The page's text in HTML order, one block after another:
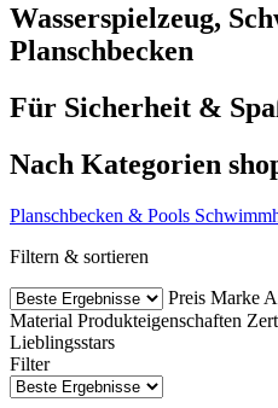
Wasserspielzeug,
Planschbecken
Für Sicherheit &
Nach Kategorien
Planschbecken & Pools
Filtern & sortieren
Preis Marke
Material Produkteigenschaften
Lieblingsstars
Filter